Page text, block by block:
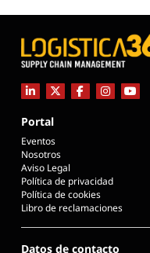
Portal
Eventos
Nosotros
Aviso Legal
Política de privacidad
Política de cookies
Libro de reclamaciones
Datos de contacto